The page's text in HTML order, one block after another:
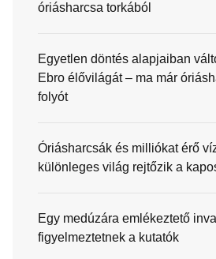
óriásharcsa torkából
Egyetlen döntés alapjaiban
Ebro élővilágát – ma már
folyót
Óriásharcsák és milliókat érő
különleges világ rejtőzik a
Egy medúzára emlékeztető
figyelmeztetnek a kutatók